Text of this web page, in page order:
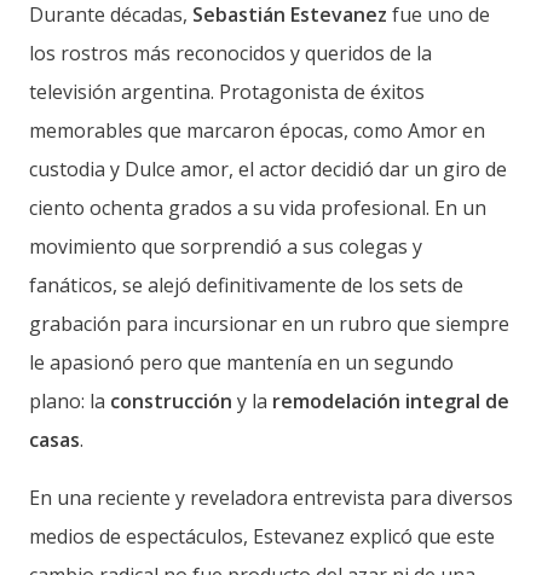
Durante décadas, Sebastián Estevanez fue uno de
los rostros más reconocidos y queridos de la
televisión argentina. Protagonista de éxitos
memorables que marcaron épocas, como Amor en
custodia y Dulce amor, el actor decidió dar un giro de
ciento ochenta grados a su vida profesional. En un
movimiento que sorprendió a sus colegas y
fanáticos, se alejó definitivamente de los sets de
grabación para incursionar en un rubro que siempre
le apasionó pero que mantenía en un segundo
plano: la construcción y la remodelación integral de
casas.
En una reciente y reveladora entrevista para diversos
medios de espectáculos, Estevanez explicó que este